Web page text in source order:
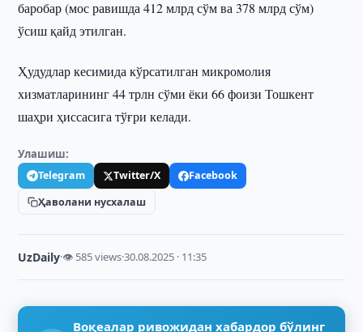
баробар (мос равишда 412 млрд сўм ва 378 млрд сўм)
ўсиш қайд этилган.
Ҳудудлар кесимида кўрсатилган микромолия
хизматларининг 44 трлн сўми ёки 66 фоизи Тошкент
шаҳри ҳиссасига тўғри келади.
Улашиш:
Telegram Twitter/X
Facebook
Ҳаволани нусхалаш
UzDaily·👁 585 views·30.08.2025 · 11:35
Воқеалар ривожидан хабардор бўлинг